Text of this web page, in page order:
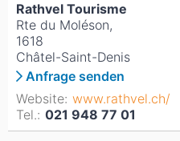
Rathvel Tourisme
Rte du Moléson,
1618
Châtel-Saint-Denis
Anfrage senden
Website: www.rathvel.ch/
Tel.: 021 948 77 01